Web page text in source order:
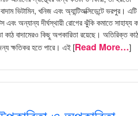
ভিটামিন, খনিজ এবং অ্যান্টিঅক্সিডেন্টে ভরপুর। এটি
এবং অন্যান্য দীর্ঘস্থায়ী রোগের ঝুঁকি কমাতে সাহায্য
বাদামেরও কিছু অপকারিতা রয়েছে। অতিরিক্ত কাঠ
ক্ষতিকর হতে পারে। এই [Read More…]